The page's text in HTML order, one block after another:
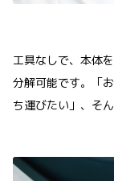
工具なしで、本体
分解可能です。「
ち運びたい」、そ